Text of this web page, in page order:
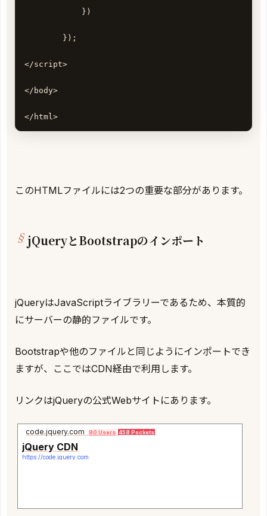
            })
        });
</script>
</body>
</html>
このHTMLファイルには2つの重要な部分があります。
jQueryとBootstrapのインポート
jQueryはJavaScriptライブラリーであるため、本質的
にサーバーの静的ファイルです。
Bootstrapや他のファイルと同じようにインポートでき
ますが、ここではCDN経由で利用します。
リンクはjQueryの公式Webサイトにあります。
code.jquery.com 90 Users 458 Pockets
jQuery CDN
https://code.jquery.com